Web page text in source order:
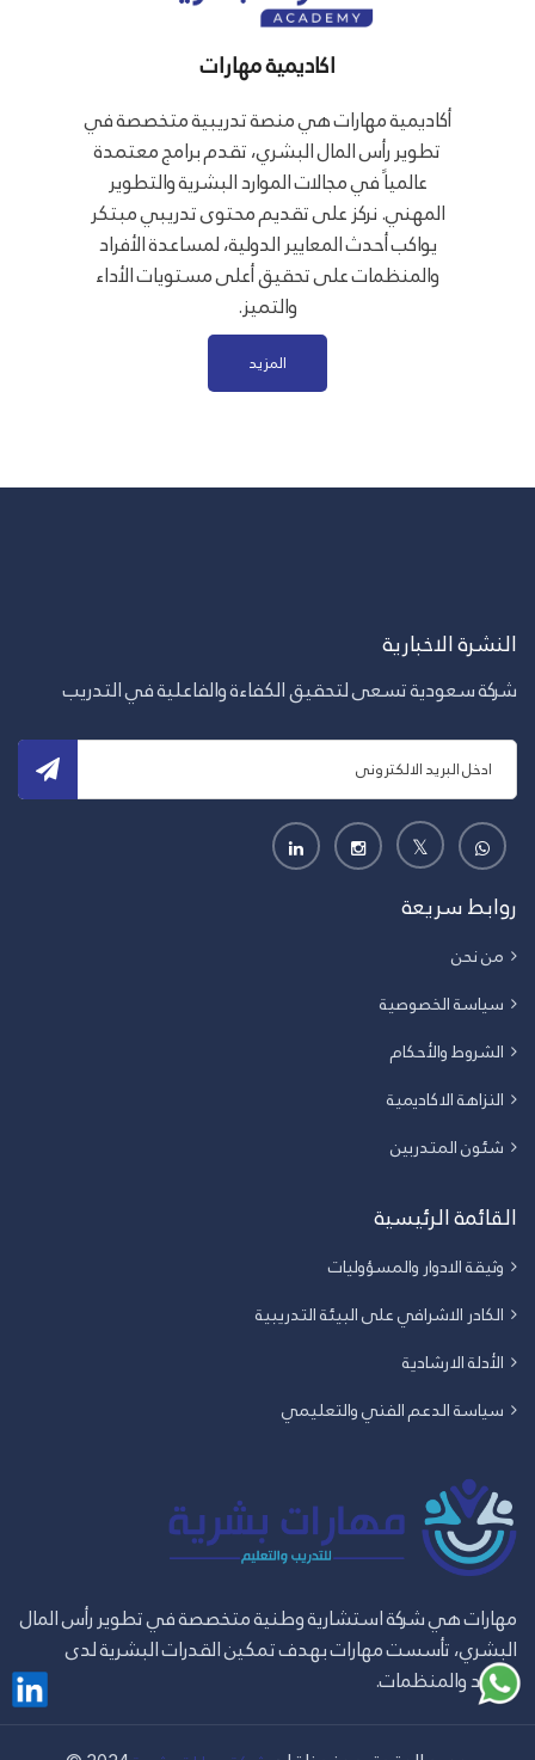
اكاديمية مهارات
أكاديمية مهارات هي منصة تدريبية متخصصة في
تطوير رأس المال البشري، تقدم برامج معتمدة
عالمياً في مجالات الموارد البشرية والتطوير
المهني. نركز على تقديم محتوى تدريبي مبتكر
يواكب أحدث المعايير الدولية، لمساعدة الأفراد
والمنظمات على تحقيق أعلى مستويات الأداء
والتميز.
المزيد
النشرة الاخبارية
شركة سعودية تسعى لتحقيق الكفاءة والفاعلية في التدريب
روابط سريعة
من نحن
سياسة الخصوصية
الشروط والأحكام
النزاهة الاكاديمية
شئون المتدربين
القائمة الرئيسية
وثيقة الادوار والمسؤوليات
الكادر الاشرافي على البيئة التدريبية
الأدلة الارشادية
سياسة الدعم الفني والتعليمي
مهارات هي شركة استشارية وطنية متخصصة في تطوير رأس المال
البشري، تأسست مهارات بهدف تمكين القدرات البشرية لدى
الأفراد والمنظمات.